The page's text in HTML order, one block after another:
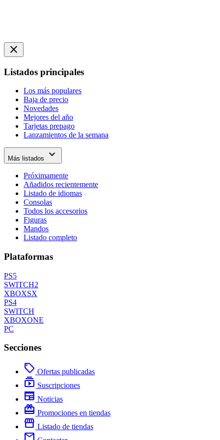
close
Listados principales
Los más populares
Baja de precio
Novedades
Mejores del año
Tarjetas prepago
Lanzamientos de la semana
Más listados expand_more
Próximamente
Añadidos recientemente
Listado de idiomas
Consolas
Todos los accesorios
Figuras
Mandos
Listado completo
Plataformas
PS5
SWITCH2
XBOXSX
PS4
SWITCH
XBOXONE
PC
Secciones
local_offer Ofertas publicadas
subscriptions Suscripciones
newspaper Noticias
redeem Promociones en tiendas
storefront Listado de tiendas
mail